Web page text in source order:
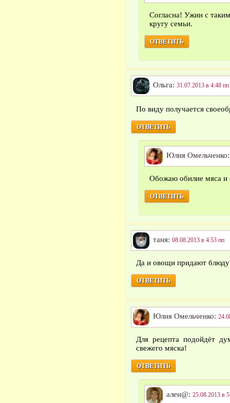
Согласна! Ужин с
кругу семьи.
ОТВЕТИТЬ
Ольга: 31.07.2013 в 4:48 пп
По виду получается
ОТВЕТИТЬ
Юлия
Обожаю обилие мяса и
ОТВЕТИТЬ
таня: 08.08.2013 в 4:53 пп
Да и овощи придают
ОТВЕТИТЬ
Юлия Омельченко:
Для рецепта подойдёт
свежего мяска!
ОТВЕТИТЬ
ален@: 25.08.2013 в